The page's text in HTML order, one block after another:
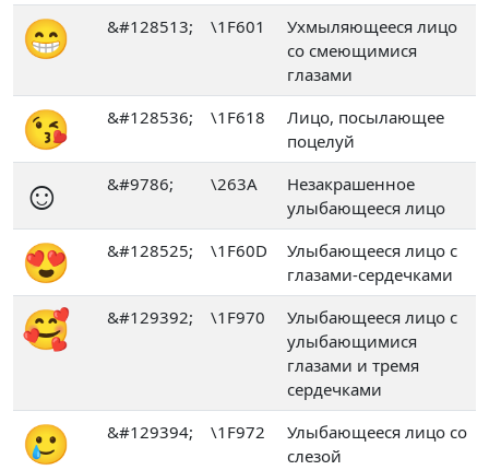
😁 &#128513; \1F601
Ухмыляющееся лицо
со смеющимися
глазами
😘 &#128536; \1F618
Лицо, посылающее
поцелуй
☺ &#9786; \263A
Незакрашенное
улыбающееся лицо
😍 &#128525; \1F60D
Улыбающееся лицо с
глазами-сердечками
🥰 &#129392; \1F970
Улыбающееся лицо с
улыбающимися
глазами и тремя
сердечками
🥲 &#129394; \1F972
Улыбающееся лицо со
слезой